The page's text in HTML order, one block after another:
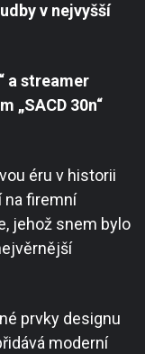
v nejvyšší
a streamer
„SACD 30n“
éru v historii
na firemní
jehož snem bylo
prvky designu
moderní